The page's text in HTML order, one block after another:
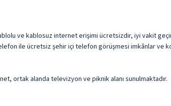
ve kablosuz internet erişimi ücretsizdir, iyi vakit
ile ücretsiz şehir içi telefon görüşmesi imkânlar ve
ortak alanda televizyon ve piknik alanı sunulmaktadır.